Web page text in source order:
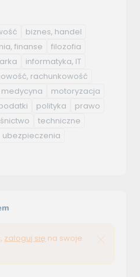
biznes, handel
finanse
filozofia
informatyka, IT
rachunkowość
medycyna
motoryzacja
polityka
prawo
techniczne
ubezpieczenia
zaloguj się na swoje